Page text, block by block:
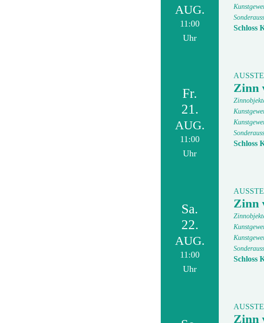
AUG.
11:00
Uhr
Schloss
Fr.
21.
AUG.
11:00
Uhr
Zinn
Schloss
Sa.
22.
AUG.
11:00
Uhr
Zinn
Schloss
Zinn